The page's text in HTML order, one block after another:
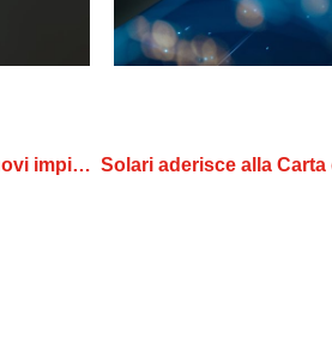
Energia rinnovabile per il nostro futuro: attivati i nuovi impianti fotovoltaici di Udine e Pesariis